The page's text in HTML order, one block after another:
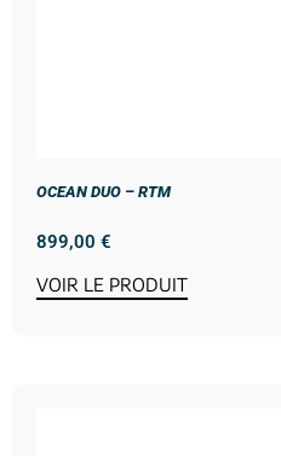
OCEAN DUO – RTM
899,00 €
VOIR LE PRODUIT